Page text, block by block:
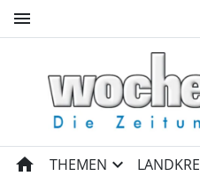
menu
home THEMEN expand_more